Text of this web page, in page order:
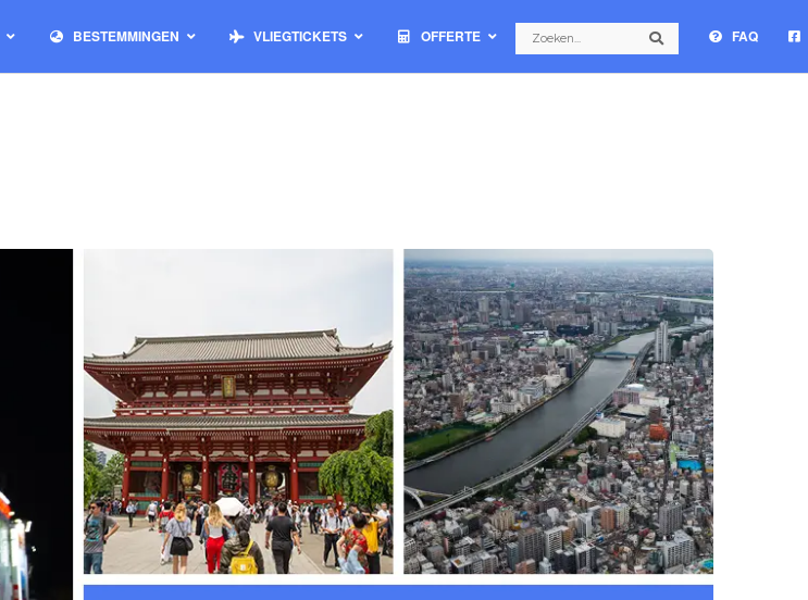
BESTEMMINGEN VLIEGTICKETS OFFERTE Search Search FAQ